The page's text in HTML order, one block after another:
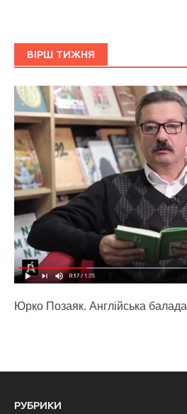
ВІРШ ТИЖНЯ
Юрко Позаяк. Англійська балада
РУБРИКИ